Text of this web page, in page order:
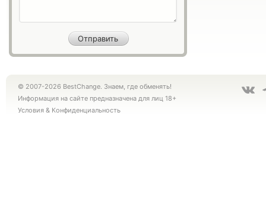
© 2007-2026 BestChange. Знаем, где обменять!
Информация на сайте предназначена для лиц 18+
Условия & Конфиденциальность